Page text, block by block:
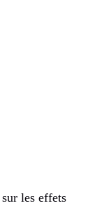
les effets